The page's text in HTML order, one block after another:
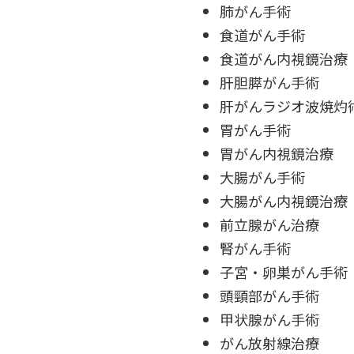
肺がん手術
食道がん手術
食道がん内視鏡治療
肝胆膵がん手術
肝がんラジオ波焼灼
胃がん手術
胃がん内視鏡治療
大腸がん手術
大腸がん内視鏡治療
前立腺がん治療
腎がん手術
子宮・卵巣がん手術
頭頸部がん手術
甲状腺がん手術
がん放射線治療